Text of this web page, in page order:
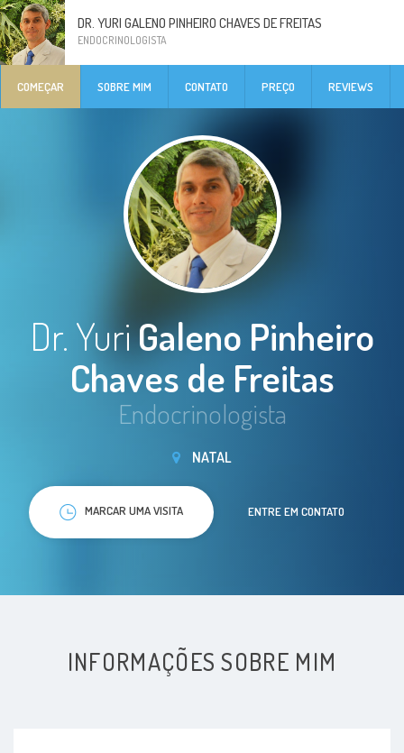
DR. YURI GALENO PINHEIRO CHAVES DE FREITAS
ENDOCRINOLOGISTA
COMEÇAR SOBRE MIM CONTATO PREÇO REVIEWS
Dr. YuriGaleno Pinheiro
Chaves de Freitas
Endocrinologista
NATAL
MARCAR UMA VISITA ENTRE EM CONTATO
INFORMAÇÕES SOBRE MIM